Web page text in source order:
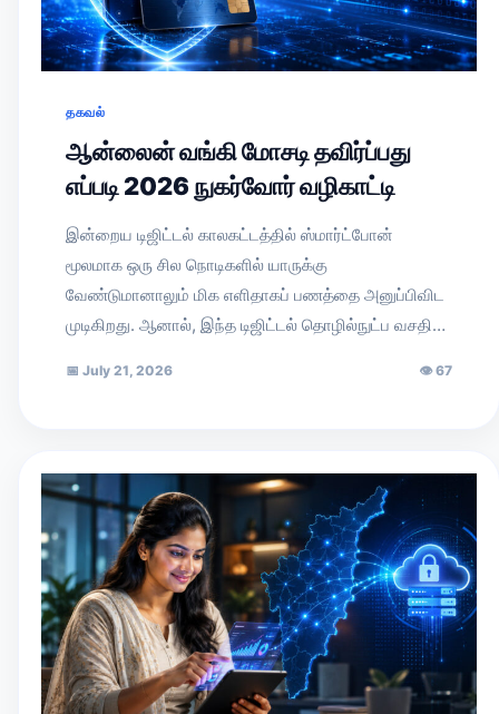
தகவல்
ஆன்லைன் வங்கி மோசடி தவிர்ப்பது
எப்படி 2026 நுகர்வோர் வழிகாட்டி
இன்றைய டிஜிட்டல் காலகட்டத்தில் ஸ்மார்ட்போன்
மூலமாக ஒரு சில நொடிகளில் யாருக்கு
வேண்டுமானாலும் மிக எளிதாகப் பணத்தை அனுப்பிவிட
முடிகிறது. ஆனால், இந்த டிஜிட்டல் தொழில்நுட்ப வசதி…
📅 July 21, 2026 👁67